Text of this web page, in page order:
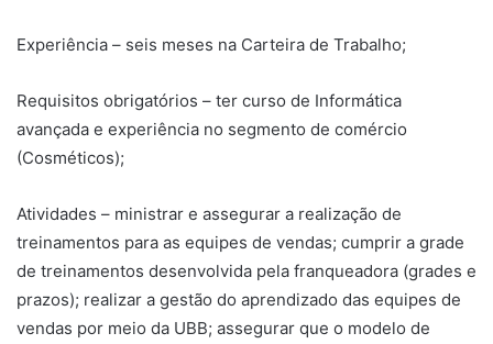
Experiência – seis meses na Carteira de Trabalho;
Requisitos obrigatórios – ter curso de Informática
avançada e experiência no segmento de comércio
(Cosméticos);
Atividades – ministrar e assegurar a realização de
treinamentos para as equipes de vendas; cumprir a grade
de treinamentos desenvolvida pela franqueadora (grades e
prazos); realizar a gestão do aprendizado das equipes de
vendas por meio da UBB; assegurar que o modelo de